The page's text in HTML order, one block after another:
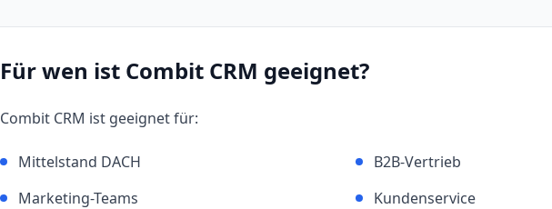
Für wen ist Combit CRM geeignet?
Combit CRM ist geeignet für:
Mittelstand DACH
B2B-Vertrieb
Marketing-Teams
Kundenservice